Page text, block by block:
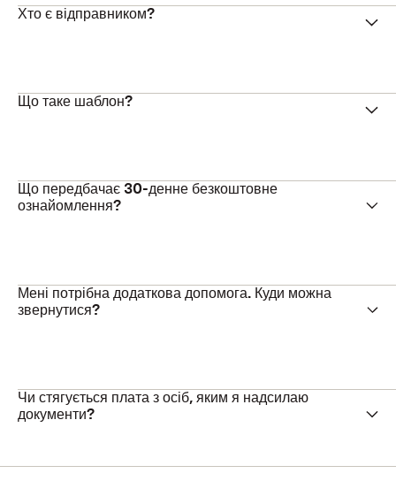
Хто є відправником?
Що таке шаблон?
Що передбачає 30-денне безкоштовне
ознайомлення?
Мені потрібна додаткова допомога. Куди можна
звернутися?
Чи стягується плата з осіб, яким я надсилаю
документи?